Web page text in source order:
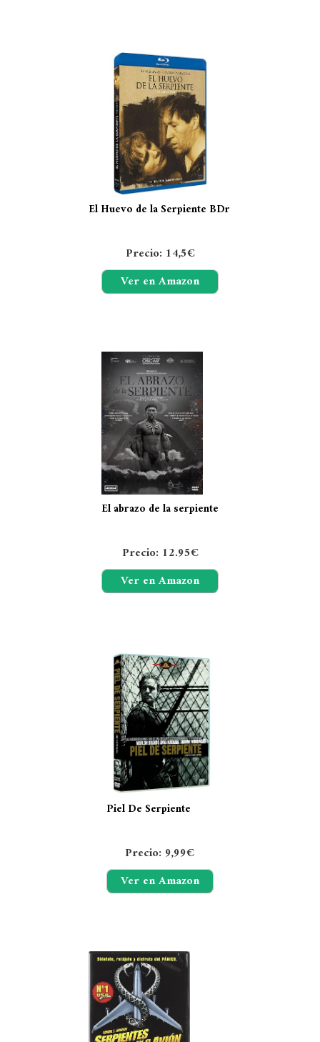
El Huevo de la Serpiente BDr
Precio: 14,5€
Ver en Amazon
El abrazo de la serpiente
Precio: 12.95€
Ver en Amazon
Piel De Serpiente
Precio: 9,99€
Ver en Amazon